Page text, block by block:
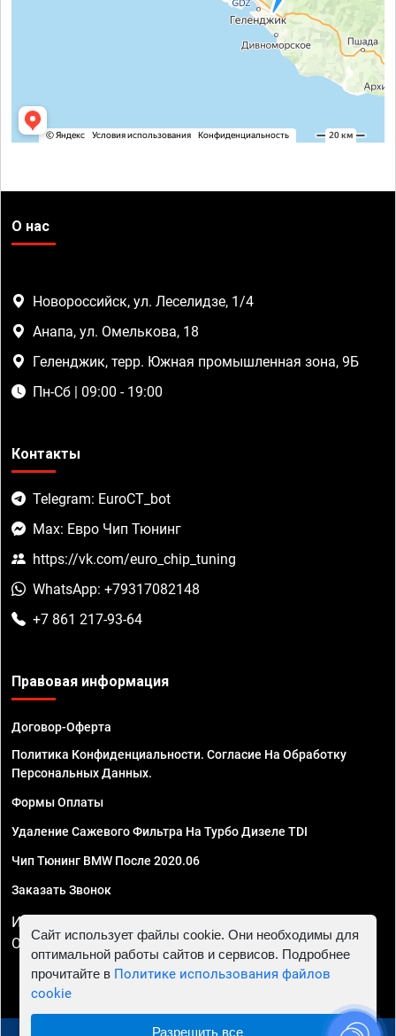
О нас
Новороссийск, ул. Леселидзе, 1/4
Анапа, ул. Омелькова, 18
Геленджик, терр. Южная промышленная зона, 9Б
Пн-Сб | 09:00 - 19:00
Контакты
Telegram: EuroCT_bot
Max: Евро Чип Тюнинг
https://vk.com/euro_chip_tuning
WhatsApp: +79317082148
+7 861 217-93-64
Правовая информация
Договор-Оферта
Политика Конфиденциальности. Согласие На Обработку
Персональных Данных.
Формы Оплаты
Удаление Сажевого Фильтра На Турбо Дизеле TDI
Чип Тюнинг BMW После 2020.06
Заказать Звонок
ИП Смирнов Георгий Павлович. ИНН 781302555843,
ОГРНИП 324470400032610
Сайт использует файлы cookie. Они необходимы для
оптимальной работы сайтов и сервисов. Подробнее
прочитайте в Политике использования файлов
cookie
Разрешить все